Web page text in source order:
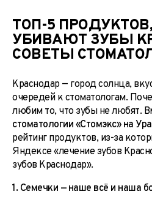
ТОП-5
УБИВАЮТ ЗУБЫ
СОВЕТЫ
Краснодар — город солнца,
очередей к стоматологам.
любим то, что зубы не любят.
стоматологии «Стомэкс» на
рейтинг продуктов, из-за
Яндексе «лечение зубов
зубов Краснодар».
1. Семечки — наше всё и наша